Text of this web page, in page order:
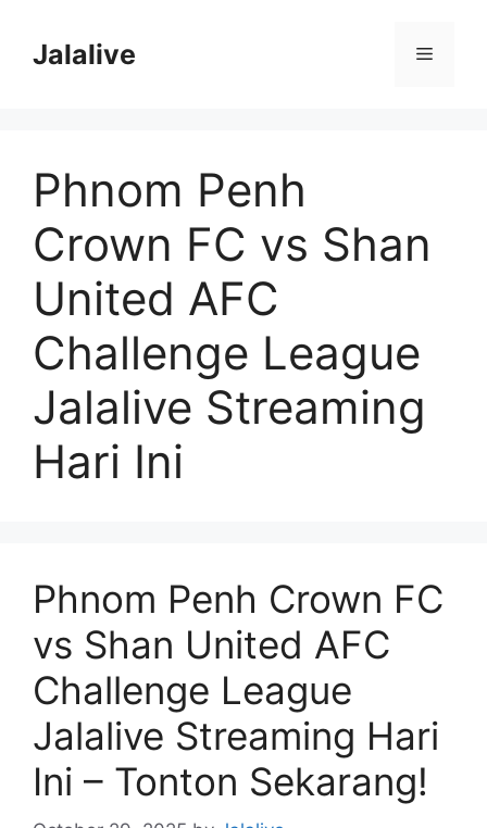
contentJalalive Menu
Phnom Penh
Crown FC vs Shan
United AFC
Challenge League
Jalalive Streaming
Hari Ini
Phnom Penh Crown FC
vs Shan United AFC
Challenge League
Jalalive Streaming Hari
Ini – Tonton Sekarang!